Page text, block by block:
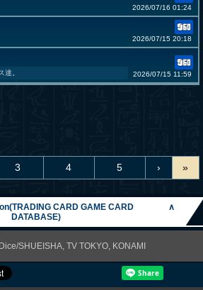
2026/07/16 01:24
2026/07/15 20:18
達。 2026/07/15 11:59
3 4 5 › »
CARD GAME CARD
DATABASE)
∧
SHUEISHA, TV TOKYO, KONAMI